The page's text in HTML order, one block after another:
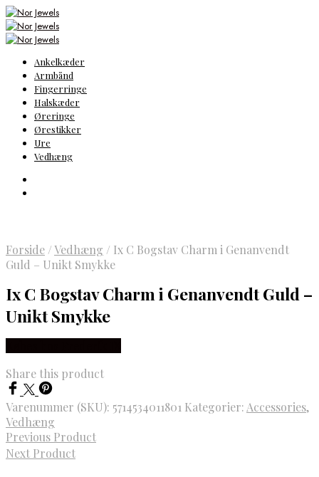
Ankelkæder
Armbånd
Fingerringe
Halskæder
Øreringe
Ørestikker
Ure
Vedhæng
Forside /Vedhæng / Ix C Bogstav Charm i Genanvendt
Guld – Unikt Smykke
Ix C Bogstav Charm i Genanvendt Guld –
Unikt Smykke
Share this product
Varenummer (SKU): 5714534011801 Kategorier:Accessories,
Vedhæng
Previous Product
Next Product